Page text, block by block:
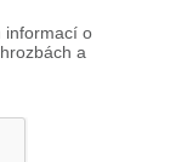
informací o
a